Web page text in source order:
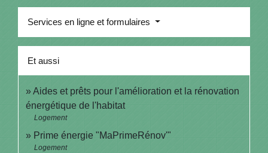
Services en ligne et formulaires
Et aussi
Aides et prêts pour l'amélioration et la rénovation
énergétique de l'habitat
Logement
Prime énergie "MaPrimeRénov'"
Logement